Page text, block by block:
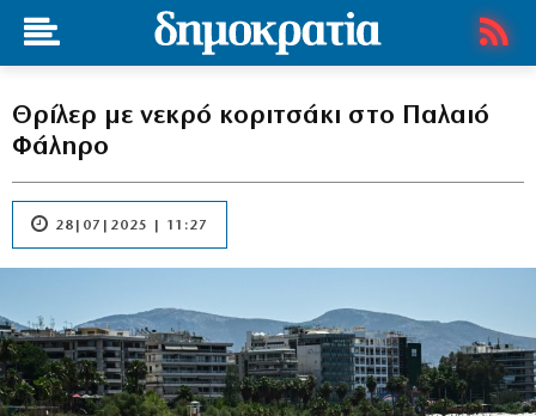
Θρίλερ με νεκρό κοριτσάκι στο Παλαιό
Φάληρο
28|07|2025 | 11:27